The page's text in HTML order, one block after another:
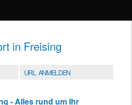
in Freising
URL ANMELDEN
- Alles rund um Ihr